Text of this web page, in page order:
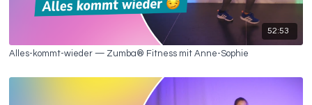
52:53
Alles-kommt-wieder — Zumba® Fitness mit Anne-Sophie